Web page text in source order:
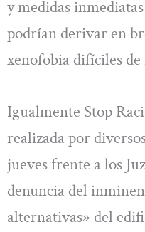
y medidas
podrían derivar en
xenofobia difíciles
Igualmente Stop
realizada por
jueves frente a los
denuncia del
alternativas» del